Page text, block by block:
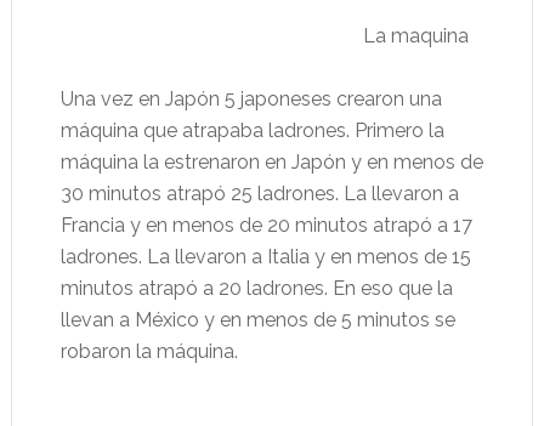
La maquina
Una vez en Japón 5 japoneses crearon una
máquina que atrapaba ladrones. Primero la
máquina la estrenaron en Japón y en menos de
30 minutos atrapó 25 ladrones. La llevaron a
Francia y en menos de 20 minutos atrapó a 17
ladrones. La llevaron a Italia y en menos de 15
minutos atrapó a 20 ladrones. En eso que la
llevan a México y en menos de 5 minutos se
robaron la máquina.